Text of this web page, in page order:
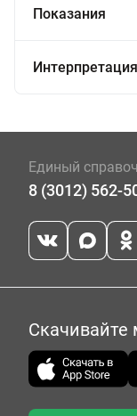
Показания
Интерпретация
Единый
8 (3012) 562-